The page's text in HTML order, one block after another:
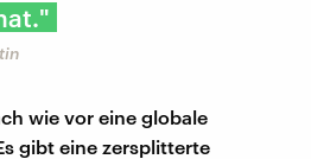
wie vor eine globale
gibt eine zersplitterte